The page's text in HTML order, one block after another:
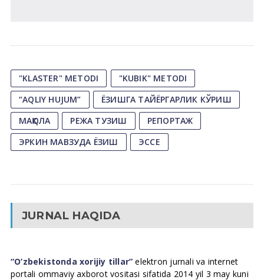
"KLASTER" METODI
"KUBIK" METODI
“AQLIY HUJUM”
ЁЗИШГА ТАЙЁРГАРЛИК КЎРИШ
МАҚОЛА
РЕЖА ТУЗИШ
РЕПОРТАЖ
ЭРКИН МАВЗУДА ЁЗИШ
ЭССЕ
JURNAL HAQIDA
“O’zbekistonda xorijiy tillar” elektron jurnali va internet
portali ommaviy axborot vositasi sifatida 2014 yil 3 may kuni